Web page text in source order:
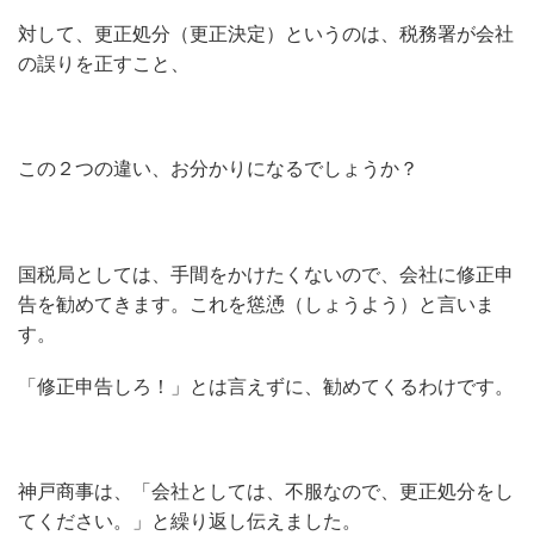
対して、更正処分（更正決定）というのは、税務署が会社
の誤りを正すこと、
この２つの違い、お分かりになるでしょうか？
国税局としては、手間をかけたくないので、会社に修正申
告を勧めてきます。これを慫慂（しょうよう）と言いま
す。
「修正申告しろ！」とは言えずに、勧めてくるわけです。
神戸商事は、「会社としては、不服なので、更正処分をし
てください。」と繰り返し伝えました。